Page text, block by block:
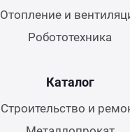
Отопление и
Робототехника
Каталог
Строительство и